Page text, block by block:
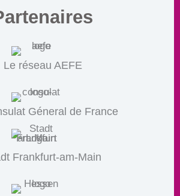
Le réseau AEFE
Géneral de France
Frankfurt-am-Main